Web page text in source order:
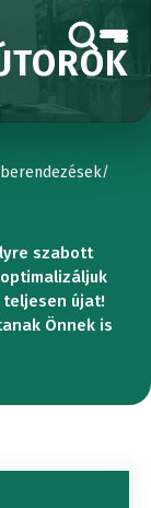
/
szabott
újat!
Önnek is